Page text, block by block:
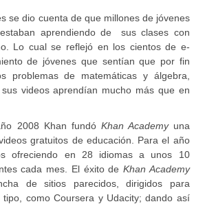
se dio cuenta de que millones de jóvenes
aprendiendo de sus clases con
Lo cual se reflejó en los cientos de e-
de jóvenes que sentían que por fin
problemas de matemáticas y álgebra,
videos aprendían mucho más que en
2008 Khan fundó Khan Academy una
gratuitos de educación. Para el año
ofreciendo en 28 idiomas a unos 10
cada mes. El éxito de Khan Academy
de sitios parecidos, dirigidos para
como Coursera y Udacity; dando así